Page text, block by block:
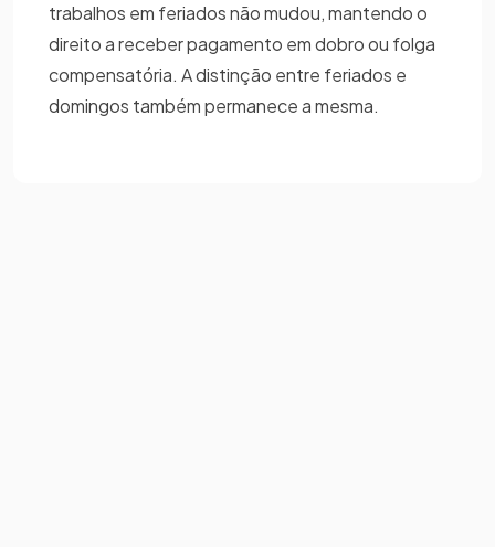
trabalhos em feriados não mudou, mantendo o
direito a receber pagamento em dobro ou folga
compensatória. A distinção entre feriados e
domingos também permanece a mesma.